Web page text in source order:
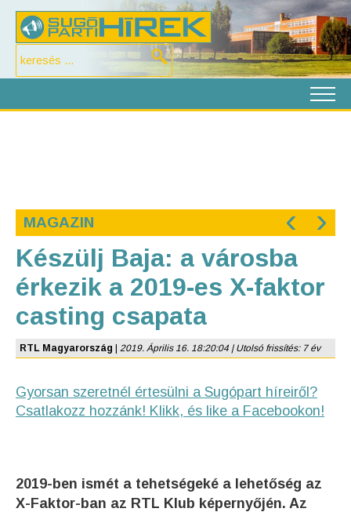
MAGAZIN ‹ ›
Készülj Baja: a városba
érkezik a 2019-es X-faktor
casting csapata
RTL Magyarország 2019. Április 16. 18:20:04 | Utolsó frissítés: 7 év
Gyorsan szeretnél értesülni a Sugópart híreiről?
Csatlakozz hozzánk! Klikk, és like a Facebookon!
2019-ben ismét a tehetségeké a lehetőség az
X-Faktor-ban az RTL Klub képernyőjén. Az